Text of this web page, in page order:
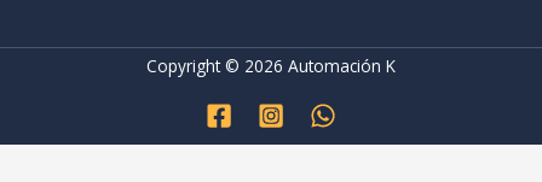
Copyright © 2026 Automación K